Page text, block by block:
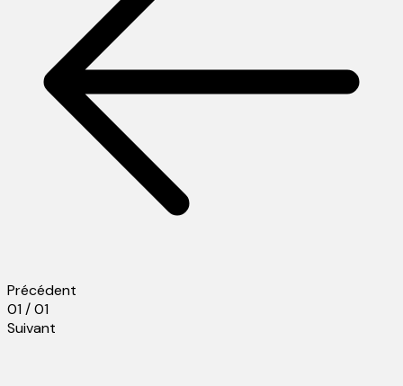
Précédent
01 / 01
Suivant